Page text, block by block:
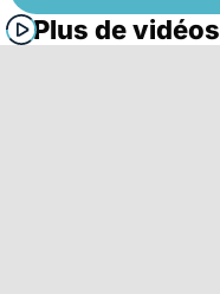
Plus de vidéos